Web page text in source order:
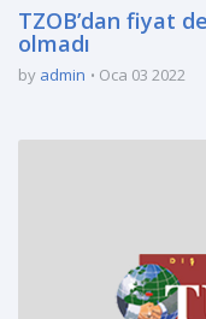
TZOB’dan fiyat
olmadı
by admin Oca 03 2022